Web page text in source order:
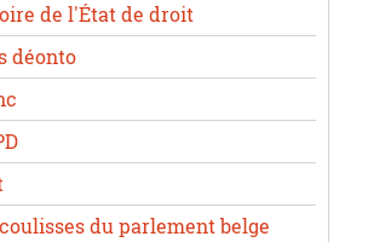
de l'État de droit
déonto
du parlement belge